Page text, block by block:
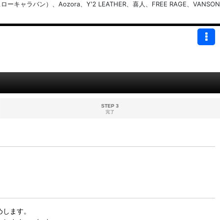
キャラバン）、Aozora、Y'2 LEATHER、喜人、FREE RAGE、VANSON
STEP 3
完了
ます。